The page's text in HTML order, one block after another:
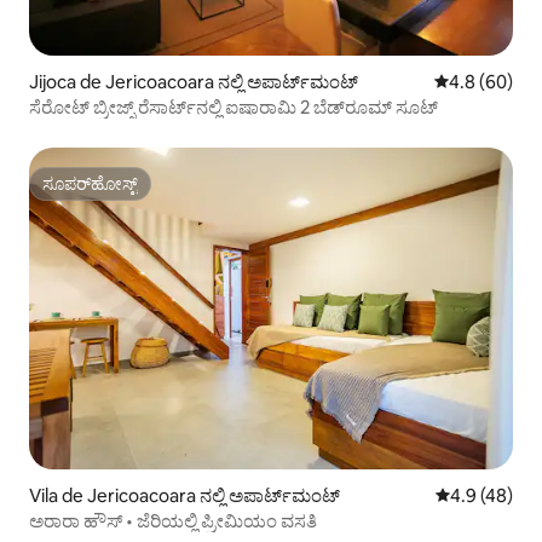
Jijoca de Jericoacoara ನಲ್ಲಿ ಅಪಾರ್ಟ್‌ಮಂಟ್ 5 ರಲ್ಲಿ 4.8
4.8 (60)
ಸೆರೋಟ್ ಬ್ರೀಜ್ಸ್ ರೆಸಾರ್ಟ್‌ನಲ್ಲಿ ಐಷಾರಾಮಿ 2 ಬೆಡ್‌ರೂಮ್ ಸೂಟ್
ಸೂಪರ್‌ಹೋಸ್ಟ್
ಸೂಪರ್‌ಹೋಸ್ಟ್
Vila de Jericoacoara ನಲ್ಲಿ ಅಪಾರ್ಟ್‌ಮಂಟ್ 5 ರಲ್ಲಿ 4.9
4.9 (48)
ಅರಾರಾ ಹೌಸ್ • ಜೆರಿಯಲ್ಲಿ ಪ್ರೀಮಿಯಂ ವಸತಿ